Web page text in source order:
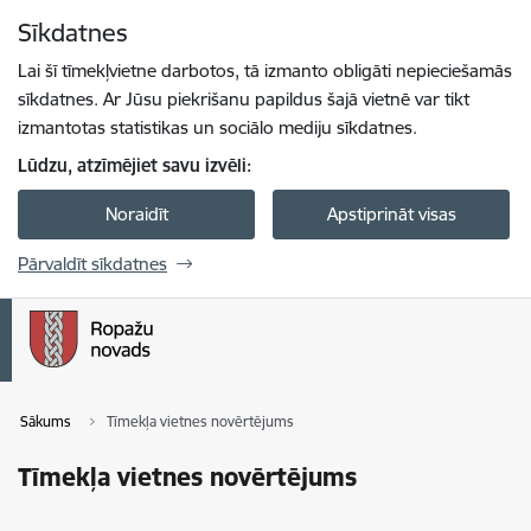
Sīkdatnes
Lai šī tīmekļvietne darbotos, tā izmanto obligāti nepieciešamās
sīkdatnes. Ar Jūsu piekrišanu papildus šajā vietnē var tikt
izmantotas statistikas un sociālo mediju sīkdatnes.
Lūdzu, atzīmējiet savu izvēli:
Noraidīt Apstiprināt visas
Pārvaldīt sīkdatnes
Sākums Tīmekļa vietnes novērtējums
Tīmekļa vietnes novērtējums